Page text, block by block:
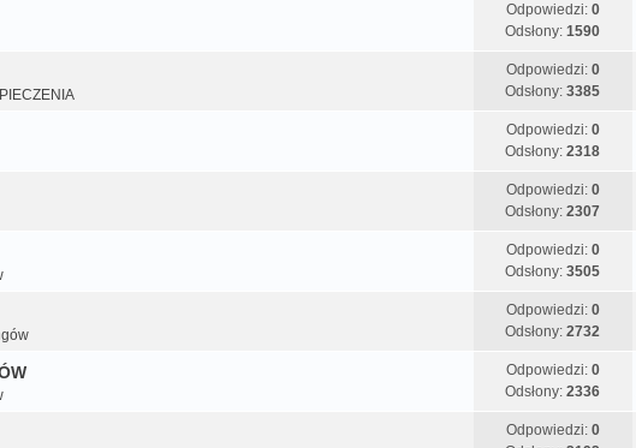
Odpowiedzi: 0
Odsłony:1590
Odpowiedzi: 0
Odsłony:3385
Odpowiedzi: 0
Odsłony:2318
Odpowiedzi: 0
Odsłony:2307
Odpowiedzi: 0
Odsłony:3505
Odpowiedzi: 0
Odsłony:2732
Odpowiedzi: 0
Odsłony:2336
Odpowiedzi: 0